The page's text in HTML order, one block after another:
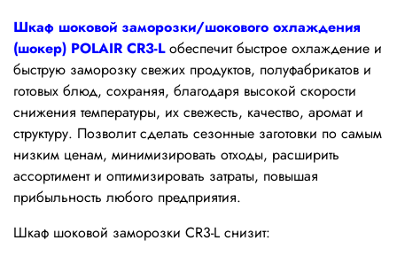
Шкаф шоковой заморозки/шокового охлаждения
(шокер) POLAIR CR3-Lобеспечит быстрое охлаждение и
быструю заморозку свежих продуктов, полуфабрикатов и
готовых блюд, сохраняя, благодаря высокой скорости
cнижения температуры, их свежесть, качество, аромат и
структуру. Позволит сделать сезонные заготовки по самым
низким ценам, минимизировать отходы, расширить
ассортимент и оптимизировать затраты, повышая
прибыльность любого предприятия.
Шкаф шоковой заморозки CR3-L снизит: